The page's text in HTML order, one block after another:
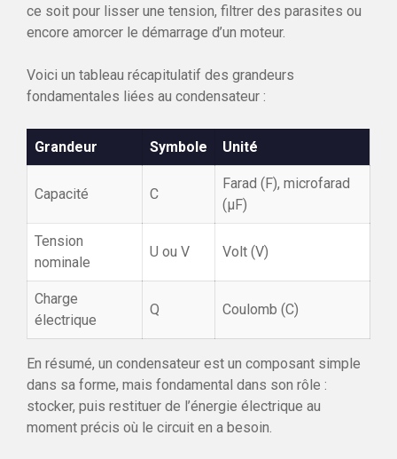
ce soit pour lisser une tension, filtrer des parasites ou
encore amorcer le démarrage d’un moteur.
Voici un tableau récapitulatif des grandeurs
fondamentales liées au condensateur :
Grandeur Symbole Unité
Capacité C
Farad (F), microfarad
(µF)
Tension
nominale
U ou V Volt (V)
Charge
électrique
Q Coulomb (C)
En résumé, un condensateur est un composant simple
dans sa forme, mais fondamental dans son rôle :
stocker, puis restituer de l’énergie électrique au
moment précis où le circuit en a besoin.